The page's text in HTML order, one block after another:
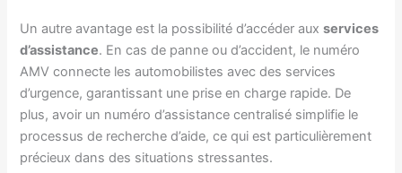
Un autre avantage est la possibilité d’accéder auxservices
d’assistance. En cas de panne ou d’accident, le numéro
AMV connecte les automobilistes avec des services
d’urgence, garantissant une prise en charge rapide. De
plus, avoir un numéro d’assistance centralisé simplifie le
processus de recherche d’aide, ce qui est particulièrement
précieux dans des situations stressantes.